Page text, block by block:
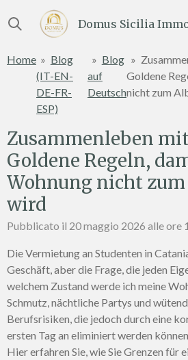
al
principale
Domus Sicilia
Home » Blog
(IT-EN-
DE-FR-
ESP)
» Blog
auf
Deutsch
»
Goldene
nicht zum
Zusammenleben
Goldene Regeln,
Wohnung nicht
wird
Pubblicato il 20 maggio 2026 alle ore
Die Vermietung an Studenten in
Geschäft, aber die Frage, die jeden
welchem Zustand werde ich meine
Schmutz, nächtliche Partys und
Berufsrisiken, die jedoch durch eine
ersten Tag an eliminiert werden können.
Hier erfahren Sie, wie Sie Grenzen für